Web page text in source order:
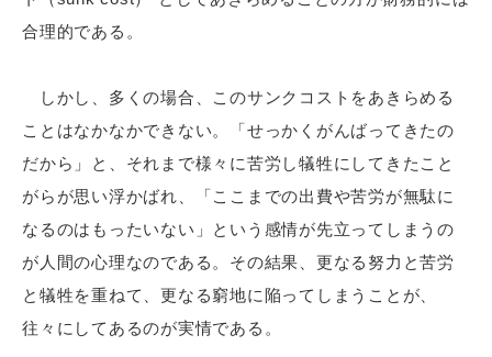
合理的である。
しかし、多くの場合、このサンクコストをあきらめる
ことはなかなかできない。「せっかくがんばってきたの
だから」と、それまで様々に苦労し犠牲にしてきたこと
がらが思い浮かばれ、「ここまでの出費や苦労が無駄に
なるのはもったいない」という感情が先立ってしまうの
が人間の心理なのである。その結果、更なる努力と苦労
と犠牲を重ねて、更なる窮地に陥ってしまうことが、
往々にしてあるのが実情である。